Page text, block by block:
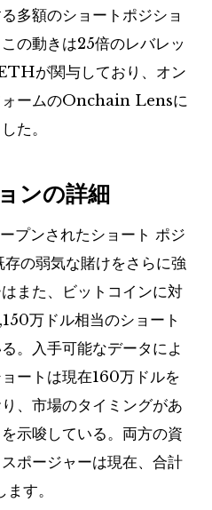
多額のショートポジショ
の動きは25倍のレバレッ
が関与しており、オン
ォームのOnchain Lensに
た。
ンの詳細
プンされたショート ポジ
の弱気な賭けをさらに強
また、ビットコインに対
万ドル相当のショート
。入手可能なデータによ
ートは現在160万ドルを
、市場のタイミングがあ
示唆している。両方の資
ポージャーは現在、合計
す。